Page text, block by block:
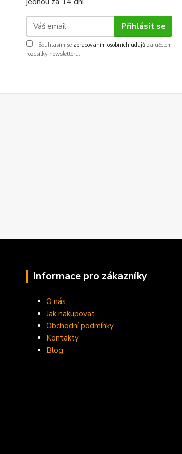
Přihlásit se
Souhlasím se zpracováním osobních údajů za účelem
rozesílky newsletteru.
Informace pro zákazníky
O nás
Jak nakupovat
Obchodní podmínky
Kontakty
Blog